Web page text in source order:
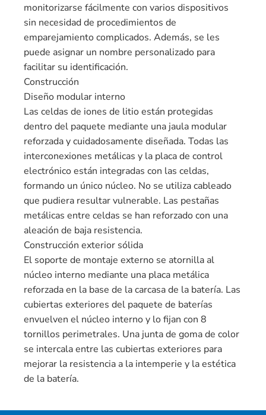
monitorizarse fácilmente con varios dispositivos
sin necesidad de procedimientos de
emparejamiento complicados. Además, se les
puede asignar un nombre personalizado para
facilitar su identificación.
Construcción
Diseño modular interno
Las celdas de iones de litio están protegidas
dentro del paquete mediante una jaula modular
reforzada y cuidadosamente diseñada. Todas las
interconexiones metálicas y la placa de control
electrónico están integradas con las celdas,
formando un único núcleo. No se utiliza cableado
que pudiera resultar vulnerable. Las pestañas
metálicas entre celdas se han reforzado con una
aleación de baja resistencia.
Construcción exterior sólida
El soporte de montaje externo se atornilla al
núcleo interno mediante una placa metálica
reforzada en la base de la carcasa de la batería. Las
cubiertas exteriores del paquete de baterías
envuelven el núcleo interno y lo fijan con 8
tornillos perimetrales. Una junta de goma de color
se intercala entre las cubiertas exteriores para
mejorar la resistencia a la intemperie y la estética
de la batería.